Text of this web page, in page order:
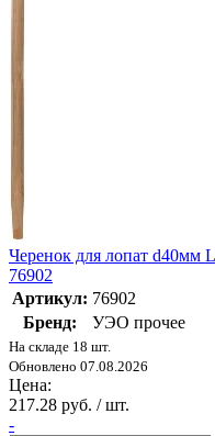
Черенок для лопат d40мм
76902
Артикул: 76902
Бренд:
УЭО прочее
На складе 18 шт.
Обновлено 07.08.2026
Цена:
217.28 руб. / шт.
-